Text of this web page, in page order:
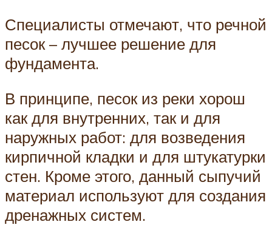
Специалисты отмечают, что речной
песок – лучшее решение для
фундамента.
В принципе, песок из реки хорош
как для внутренних, так и для
наружных работ: для возведения
кирпичной кладки и для штукатурки
стен. Кроме этого, данный сыпучий
материал используют для создания
дренажных систем.